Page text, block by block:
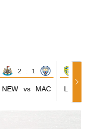
2 : 1
NEW vs MAC LEE